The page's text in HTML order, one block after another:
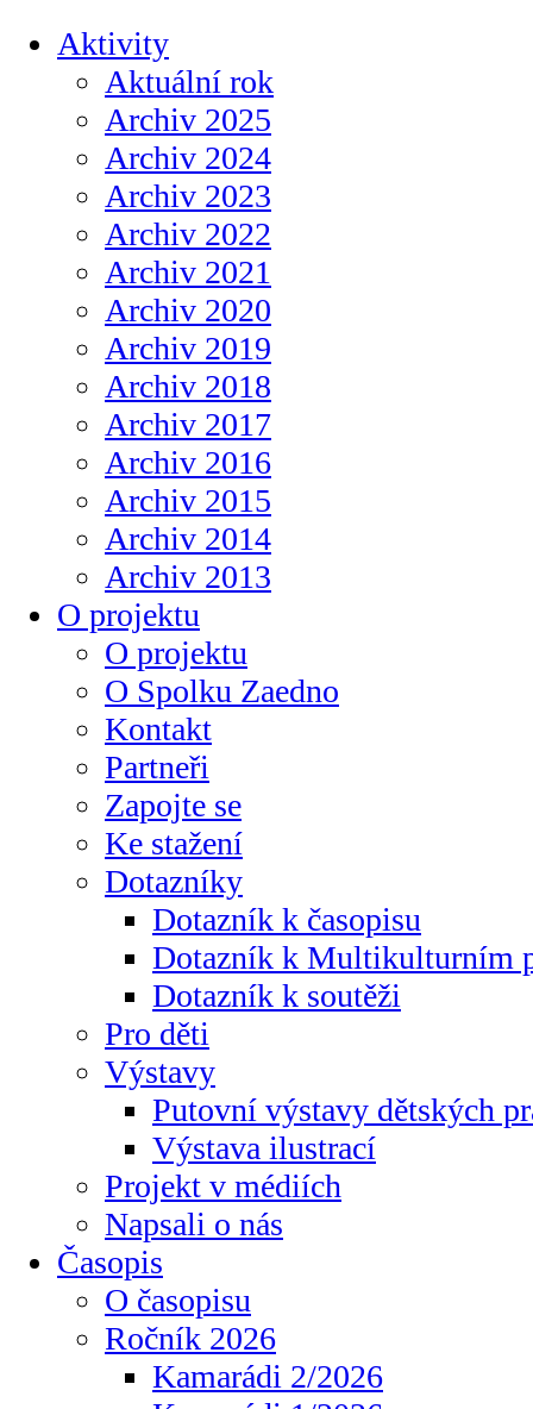
Aktivity
Aktuální rok
Archiv 2025
Archiv 2024
Archiv 2023
Archiv 2022
Archiv 2021
Archiv 2020
Archiv 2019
Archiv 2018
Archiv 2017
Archiv 2016
Archiv 2015
Archiv 2014
Archiv 2013
O projektu
O projektu
O Spolku Zaedno
Kontakt
Partneři
Zapojte se
Ke stažení
Dotazníky
Dotazník k časopisu
Dotazník k Multikulturním
Dotazník k soutěži
Pro děti
Výstavy
Putovní výstavy dětských
Výstava ilustrací
Projekt v médiích
Napsali o nás
Časopis
O časopisu
Ročník 2026
Kamarádi 2/2026